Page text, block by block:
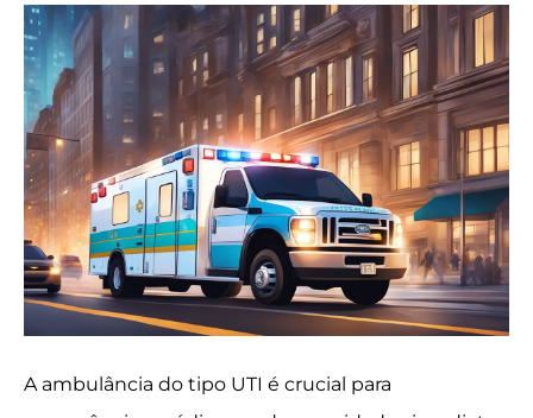
A ambulância do tipo UTI é crucial para